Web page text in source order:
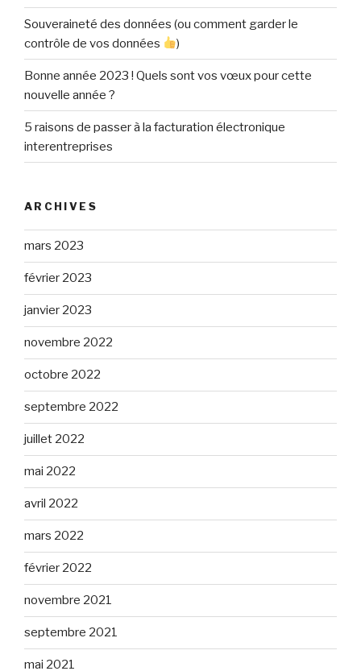
Souveraineté des données (ou comment garder le
contrôle de vos données
)
Bonne année 2023 ! Quels sont vos vœux pour cette
nouvelle année ?
5 raisons de passer à la facturation électronique
interentreprises
ARCHIVES
mars 2023
février 2023
janvier 2023
novembre 2022
octobre 2022
septembre 2022
juillet 2022
mai 2022
avril 2022
mars 2022
février 2022
novembre 2021
septembre 2021
mai 2021